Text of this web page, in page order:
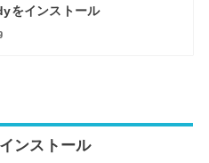
をインストール
ンストール